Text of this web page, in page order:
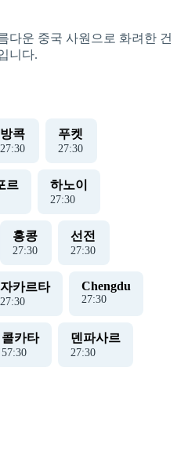
다운 중국 사원으로 화려한 건
니다.
방콕
27:30
푸켓
27:30
르 하노이
27:30
홍콩
27:30
선전
27:30
자카르타
27:30
Chengdu
27:30
콜카타
57:30
덴파사르
27:30